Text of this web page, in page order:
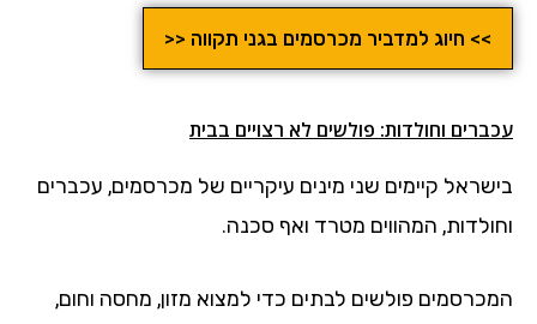
>> חיוג למדביר מכרסמים בגני תקווה <<
עכברים וחולדות: פולשים לא רצויים בבית
בישראל קיימים שני מינים עיקריים של מכרסמים, עכברים
וחולדות, המהווים מטרד ואף סכנה.
המכרסמים פולשים לבתים כדי למצוא מזון, מחסה וחום,